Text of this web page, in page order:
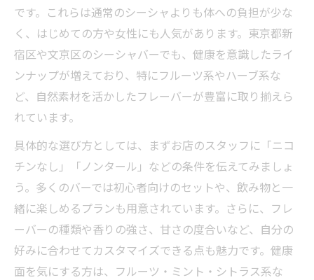
です。これらは通常のシーシャよりも体への負担が少な
く、はじめての方や女性にも人気があります。東京都新
宿区や文京区のシーシャバーでも、健康を意識したライ
ンナップが増えており、特にフルーツ系やハーブ系な
ど、自然素材を活かしたフレーバーが豊富に取り揃えら
れています。
具体的な選び方としては、まずお店のスタッフに「ニコ
チンなし」「ノンタール」などの条件を伝えてみましょ
う。多くのバーでは初心者向けのセットや、飲み物と一
緒に楽しめるプランも用意されています。さらに、フレ
ーバーの種類や香りの強さ、甘さの度合いなど、自分の
好みに合わせてカスタマイズできる点も魅力です。健康
面を気にする方は、フルーツ・ミント・シトラス系な